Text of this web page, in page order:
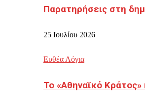
Παρατηρήσεις στη
25 Ιουλίου 2026
Ευθέα Λόγια
Το «Αθηναϊκό